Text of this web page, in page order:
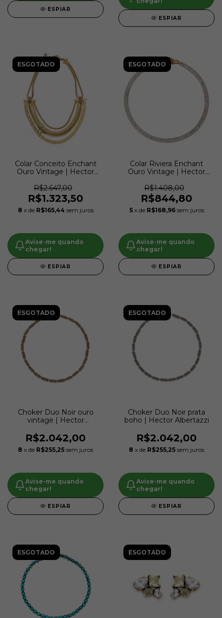
ESPIAR
ESPIAR
ESGOTADO
Colar Conceito Enchant
Ouro Vintage | Hector
R$2.647,00
R$1.323,50
8 x de R$165,44 sem juros
Avise-me quando
chegar!
ESPIAR
ESGOTADO
Colar Riviera Enchant
Ouro Vintage | Hector
R$1.408,00
R$844,80
5 x de R$168,96 sem juros
Avise-me quando
chegar!
ESPIAR
ESGOTADO
Choker Duo Noir ouro
vintage | Hector
R$2.042,00
8 x de R$255,25 sem juros
Avise-me quando
chegar!
ESPIAR
ESGOTADO
Choker Duo Noir prata
boho | Hector Albertazzi
R$2.042,00
8 x de R$255,25 sem juros
Avise-me quando
chegar!
ESPIAR
ESGOTADO ESGOTADO